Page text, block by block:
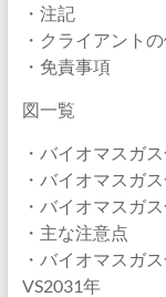
・注記
・クライアント
・免責事項
図一覧
・バイオマスガ
・バイオマスガ
・バイオマスガ
・主な注意点
・バイオマスガ
VS2031年